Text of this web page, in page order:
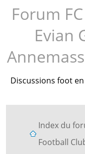
INSTAGRAM
Forum
Evian
Discussions foot en
Index du
Football